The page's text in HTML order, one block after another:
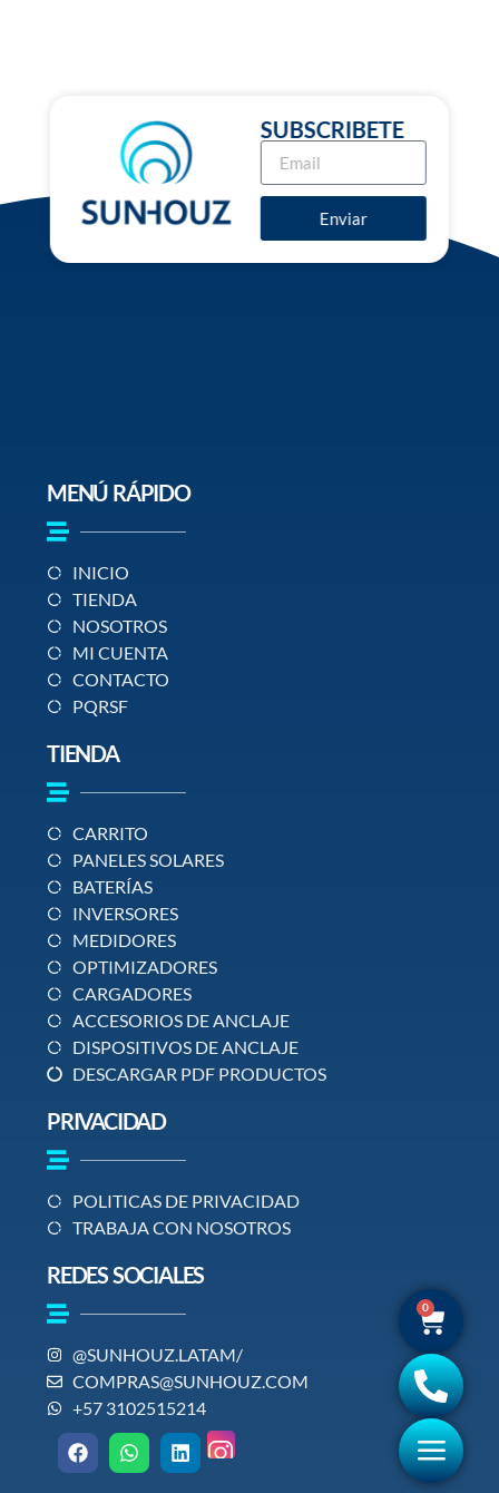
0
SUBSCRIBETE
Enviar
MENÚ RÁPIDO
INICIO
TIENDA
NOSOTROS
MI CUENTA
CONTACTO
PQRSF
TIENDA
CARRITO
PANELES SOLARES
BATERÍAS
INVERSORES
MEDIDORES
OPTIMIZADORES
CARGADORES
ACCESORIOS DE ANCLAJE
DISPOSITIVOS DE ANCLAJE
DESCARGAR PDF PRODUCTOS
PRIVACIDAD
POLITICAS DE PRIVACIDAD
TRABAJA CON NOSOTROS
REDES SOCIALES
@SUNHOUZ.LATAM/
COMPRAS@SUNHOUZ.COM
+57 3102515214